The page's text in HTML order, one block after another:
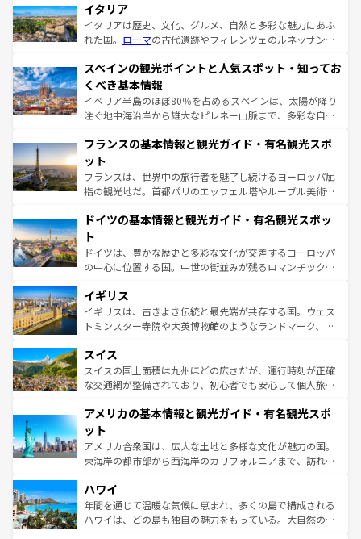
イタリア
イタリアは歴史、文化、グルメ、自然と多彩な魅力にあふ
れた国。 ローマの古代遺跡やフィレンツェのルネッサンス
ろん、トスカーナの美しい田園風景やアマルフィ海岸の絶
景など、自然景観も見逃せない。観光の合間には、本場の
ピザやパスタなど、絶品のイタリア料理を堪能することも
できる。朝目覚めてから夜眠るまで、すべての瞬間を楽し
なお、新着のイタリア情報はコンテンツ一覧を参照してほ
しい。
スペインの観光ポイントと人気スポット・知ってお
くべき基本情報
イベリア半島のほぼ80％を占めるスペインは、太陽が降り
注ぐ地中海沿岸から雄大なピレネー山脈まで、多彩な自然
文化が根付くこの国では、情熱的なフラメンコ、熱気あふ
れる闘牛、そして美味しいタパスが生活の一部となってい
る。首都マドリードの洗練された雰囲気や、バルセロナの
アートに溢れた街角から、地方では古代ローマ遺跡や中世
せる。地方によって風土や気候が異なるスペインはその個
ンテンツ一覧 を参照してほしい。
フランスの基本情報と観光ガイド・有名観光スポ
ット
フランスは、世界中の旅行者を魅了し続けるヨーロッパ屈
指の観光地だ。首都パリのエッフェル塔やルーブル美術館
で、幅広い魅力が詰まっている。華麗な宮殿、歴史的な大
聖堂、美しいビーチ、そして豊かな自然が、訪れる者を心
から魅了する。また、フランスは美食の国としても知ら
れ、フランス料理はユネスコ無形文化遺産にも登録されて
香り高いラベンダー畑など、多彩な楽しみ方が可能だ。さ
らに、パリ以外の地域にも魅力が溢れており、どの街角に
も豊かな歴史と文化が息づいている。パリ以外の個性あふ
を参照してほしい。
ドイツの基本情報と観光ガイド・有名観光スポッ
ト
ドイツは、豊かな歴史と多彩な文化が交差するヨーロッパ
の中心に位置する国。中世の街並みが残るロマンチック街
顔を持つこの国は、どこを歩いても飽きることがない。ベ
ルリンの文化的活気、バイエルン州のアルプスの絶景、そ
してライン川沿いのワイン畑といった風景は必見。ビール
は、お酒好きな人にはぜひ体験してほしい。 なお、新着の
ドイツ情報はコンテンツ一覧を参照してほしい。
イギリス
イギリスは、古きよき伝統と最先端が共存する国。ウェス
トミンスター寺院や大英博物館のようなランドマーク、歴
リアごとに異なる魅力がある。また、優雅なアフタヌーン
ティー、ビール好きにはたまらない英国パブ、サッカー観
戦など、本場だからこそできる体験も豊富。イギリスを旅
ンツ一覧を参照してほしい。
スイス
スイスの国土面積は九州ほどの広さだが、運行時刻が正確
な交通網が整備されており、初心者でも安心して個人旅行
の建物がそのまま残る町や、スイスならではのユニークな
博物館もあり、アルプス観光だけでなく町歩きも満喫する
ことができる。国民の所得が高いため物価も高いが、旅行
者向けの交通パス提供のサービスもあり、うまく活用すれ
着のスイス情報は
アメリカの基本情報と観光ガイド・有名観光スポ
ット
アメリカ合衆国は、広大な土地と多様な文化が魅力の国。
東海岸の都市部から西海岸のカリフォルニアまで、訪れる
のような巨大都市は、観光、ショッピング、エンターテイ
ンメントが詰まった刺激的なスポットだ。一方、アメリカ
西部には大自然が広がり、グランドキャニオンやイエロー
ハワイ
年間を通じて温暖な気候に恵まれ、多くの島で構成される
ハワイは、どの島も独自の魅力をもっている。大自然の神